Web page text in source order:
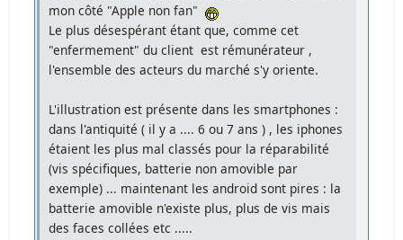
mon côté "Apple non fan"
Le plus désespérant étant que, comme cet
"enfermement" du client est rémunérateur ,
l'ensemble des acteurs du marché s'y oriente.
L'illustration est présente dans les smartphones :
dans l'antiquité ( il y a .... 6 ou 7 ans ) , les iphones
étaient les plus mal classés pour la réparabilité
(vis spécifiques, batterie non amovible par
exemple) ... maintenant les android sont pires : la
batterie amovible n'existe plus, plus de vis mais
des faces collées etc .....